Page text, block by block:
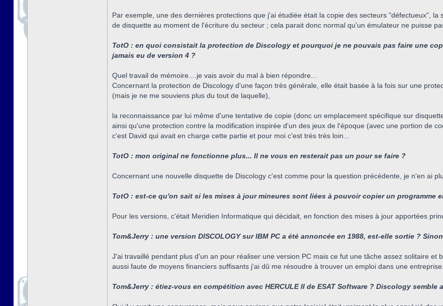
Par exemple, une des dernières protections que j'ai étudiée était la copie des secteurs "défectueux",
de disquette au moment de l'écriture du secteur ; cela parait donc normal qu'un émulateur ne puisse
TotO : en quoi consistait la protection de Discology et pourquoi je ne pouvais pas faire une
jamais eu de version 4 ?
Quel travail de mémoire....je vais avoir du mal à bien répondre...
Concernant la protection de Discology d'une façon très générale, elle était basée à la fois sur une
(mais je ne me souviens plus du tout de laquelle),
la reconnaissance par lui même d'une tentative de copie (donc un emplacement spécifique sur
ainsi qu'une protection contre la modification inspirée d'un des jeux de l'époque (avec une portion de
c'est David qui avait en charge cette partie et pour moi c'est très très loin...
TotO : mon original ne fonctionne plus... Il ne vous en resterait pas un pour se faire ?
Concernant une nouvelle disquette de Discology c'est comme pour la question précédente, je n'en ai
TotO : est-ce qu'on sait si les mises à jour mineures sont liées à pouvoir copier un programme
Pour les versions, c'était Meridien Informatique qui décidait, en fonction des mises à jour apportées
Tom&Jerry : une version DISCOLOGY sur IBM PC a été annoncée en 1988, est-elle sortie ?
J'ai travaillé pendant plus d'un an pour réaliser une version PC mais ce fut une tâche assez solitaire
aussi faute de moyens financiers suffisants j'ai dû me résoudre à trouver un emploi dans une
Tom&Jerry : étiez-vous en compétition avec HERCULE II de ESAT Software ? Discology semble